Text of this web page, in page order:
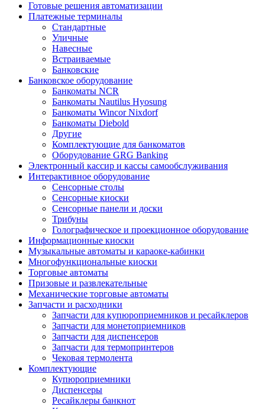
Готовые решения автоматизации
Платежные терминалы
Стандартные
Уличные
Навесные
Встраиваемые
Банковские
Банковское оборудование
Банкоматы NCR
Банкоматы Nautilus Hyosung
Банкоматы Wincor Nixdorf
Банкоматы Diebold
Другие
Комплектующие для банкоматов
Оборудование GRG Banking
Электронный кассир и кассы самообслуживания
Интерактивное оборудование
Сенсорные столы
Сенсорные киоски
Сенсорные панели и доски
Трибуны
Голографическое и проекционное оборудование
Информационные киоски
Музыкальные автоматы и караоке-кабинки
Многофункциональные киоски
Торговые автоматы
Призовые и развлекательные
Механические торговые автоматы
Запчасти и расходники
Запчасти для купюроприемников и ресайклеров
Запчасти для монетоприемников
Запчасти для диспенсеров
Запчасти для термопринтеров
Чековая термолента
Комплектующие
Купюроприемники
Диспенсеры
Ресайклеры банкнот